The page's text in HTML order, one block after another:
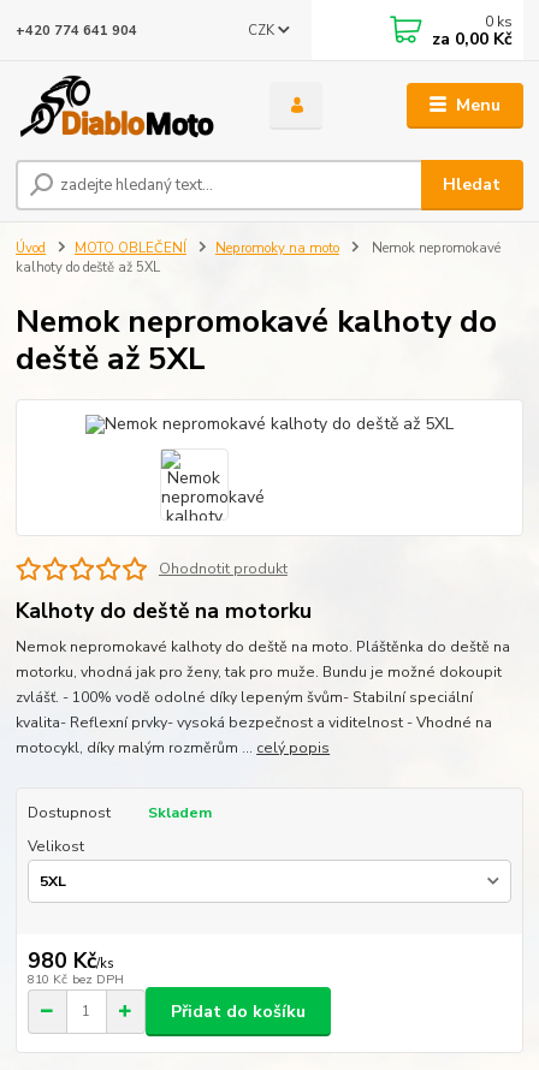
Menu
CZK
Hledat
+420 774 641 904 0 ks
za 0,00 Kč
Úvod MOTO OBLEČENÍ Nepromoky na moto
Nemok nepromokavé
kalhoty do deště až 5XL
Nemok nepromokavé kalhoty do
deště až 5XL
Ohodnotit produkt
Kalhoty do deště na motorku
Nemok nepromokavé kalhoty do deště na moto. Pláštěnka do deště na
motorku, vhodná jak pro ženy, tak pro muže. Bundu je možné dokoupit
zvlášť. - 100% vodě odolné díky lepeným švům- Stabilní speciální
kvalita- Reflexní prvky- vysoká bezpečnost a viditelnost - Vhodné na
motocykl, díky malým rozměrům ... celý popis
Dostupnost
Skladem
Velikost
980 Kč/ks
810 Kč bez DPH
Přidat do košíku